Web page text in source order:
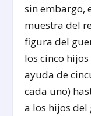
sin embargo,
muestra del
figura del
los cinco
ayuda de
cada uno)
a los hijos del